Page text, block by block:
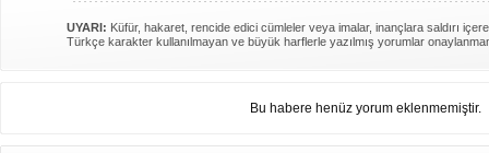
UYARI: Küfür, hakaret, rencide edici cümleler veya imalar, inançlara saldırı
Türkçe karakter kullanılmayan ve büyük harflerle yazılmış yorumlar
Bu habere henüz yorum eklenmemiştir.